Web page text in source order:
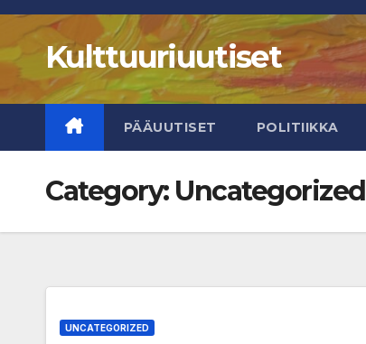
Skip
contentKulttuuriuutiset
PÄÄUUTISET POLITIIKKA
Category: Uncategorized
UNCATEGORIZED